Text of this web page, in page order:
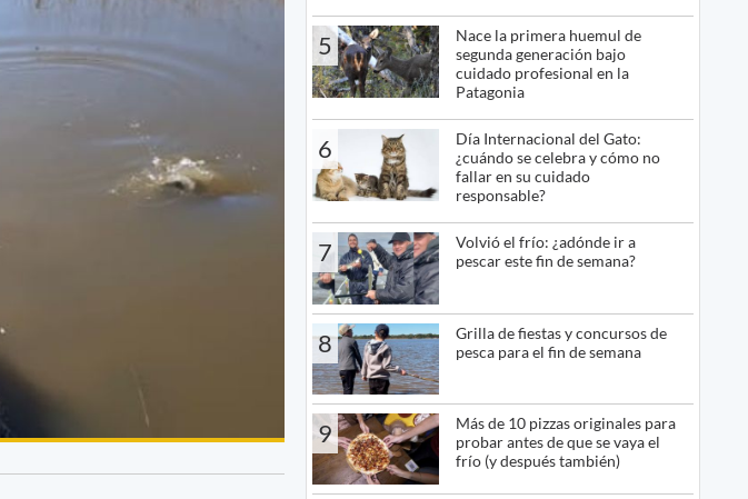
5
Nace la primera huemul de
segunda generación bajo
cuidado profesional en la
Patagonia
6
Día Internacional del Gato:
¿cuándo se celebra y cómo no
fallar en su cuidado
responsable?
7
Volvió el frío: ¿adónde ir a
pescar este fin de semana?
8
Grilla de fiestas y concursos de
pesca para el fin de semana
9
Más de 10 pizzas originales para
probar antes de que se vaya el
frío (y después también)